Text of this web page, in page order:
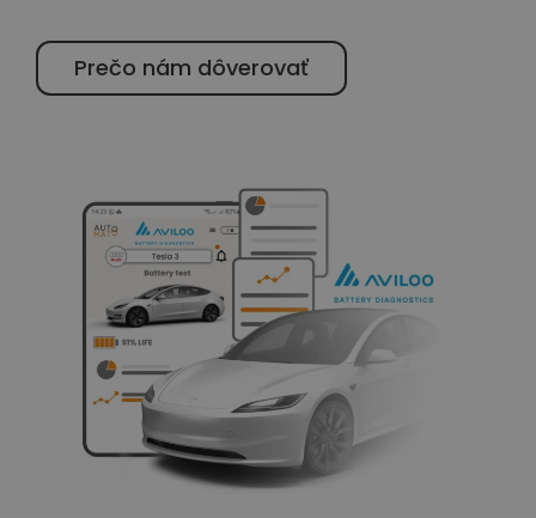
Prečo nám dôverovať